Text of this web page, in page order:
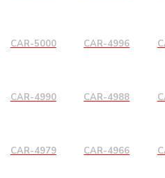
CAR-5000 CAR-4996
CAR-4990 CAR-4988
CAR-4979 CAR-4966